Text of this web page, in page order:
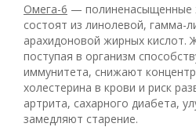
Омега-6 — полиненасыщенные
состоят из линолевой, гамма-
арахидоновой жирных кислот.
поступая в организм
иммунитета, снижают
холестерина в крови и риск
артрита, сахарного диабета,
замедляют старение.